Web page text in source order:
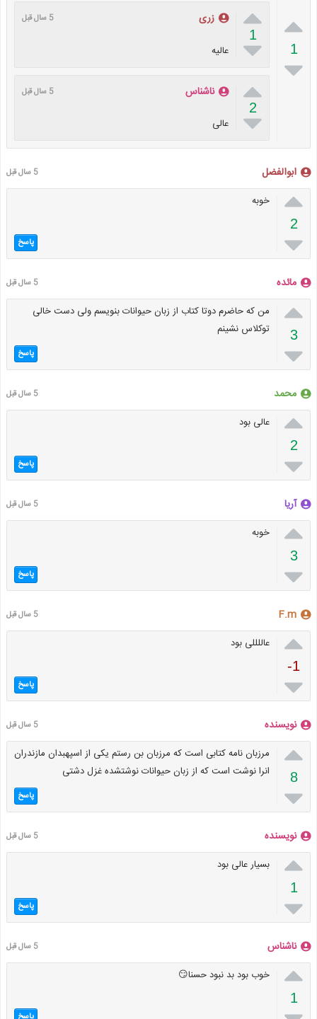

1


1

زری 5 سال قبل
عالیه

2

ناشناس 5 سال قبل
عالى
ابوالفضل 5 سال قبل

2

خوبه
پاسخ
مائده 5 سال قبل

3

من که حاضرم دوتا کتاب از زبان حیوانات بنویسم ولی دست خالی
توکلاس نشینم
پاسخ
محمد 5 سال قبل

2

عالی بود
پاسخ
آریا 5 سال قبل

3

خوبه
پاسخ
F.m 5 سال قبل

-1

عاللللی بود
پاسخ
نویسنده 5 سال قبل

8

مرزبان نامه کتابی است که مرزبان بن رستم یکی از اسپهبدان مازندران
انرا نوشت است که از زبان حیوانات نوشتشده غزل دشتی
پاسخ
نویسنده 5 سال قبل

1

بسیار عالی بود
پاسخ
ناشناس 5 سال قبل

1
خوب بود بد نبود حسنا😏